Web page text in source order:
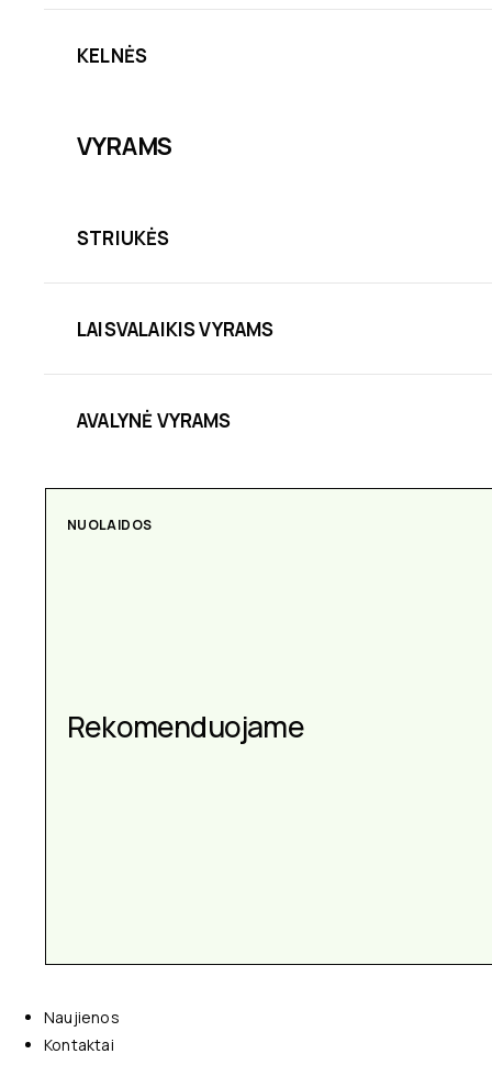
KELNĖS
VYRAMS
STRIUKĖS
LAISVALAIKIS VYRAMS
AVALYNĖ VYRAMS
NUOLAIDOS
Rekomenduojame
Naujienos
Kontaktai